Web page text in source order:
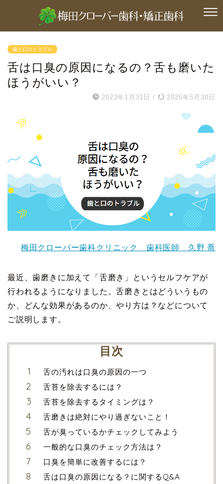
歯と口のトラブル
舌は口臭の原因になるの？舌も磨いた
ほうがいい？
2023年1月31日 / 2025年5月30日
梅田クローバー歯科クリニック 歯科医師 久野 喬
最近、歯磨きに加えて「舌磨き」というセルフケアが
行われるようになりました。舌磨きとはどういうもの
か、どんな効果があるのか、やり方は？などについて
ご説明します。
目次
舌の汚れは口臭の原因の一つ
舌苔を除去するには？
舌苔を除去するタイミングは？
舌磨きは絶対にやり過ぎないこと！
舌が臭っているかチェックしてみよう
一般的な口臭のチェック方法は？
口臭を簡単に改善するには？
舌は口臭の原因になる？に関するQ&A